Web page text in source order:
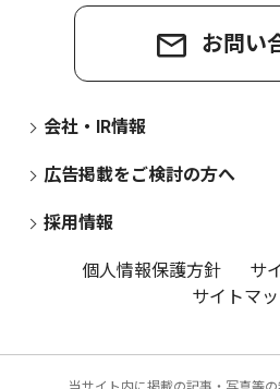
お問い
会社・IR情報
広告掲載をご検討の方へ
採用情報
個人情報保護方針
サ
サイトマ